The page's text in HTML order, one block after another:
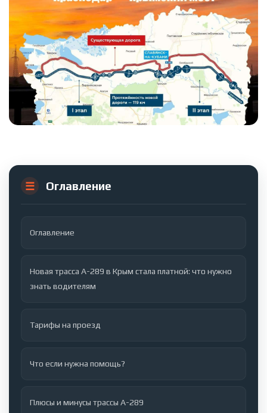
Оглавление
Оглавление
Новая трасса А-289 в Крым стала платной: что нужно
знать водителям
Тарифы на проезд
Что если нужна помощь?
Плюсы и минусы трассы А-289